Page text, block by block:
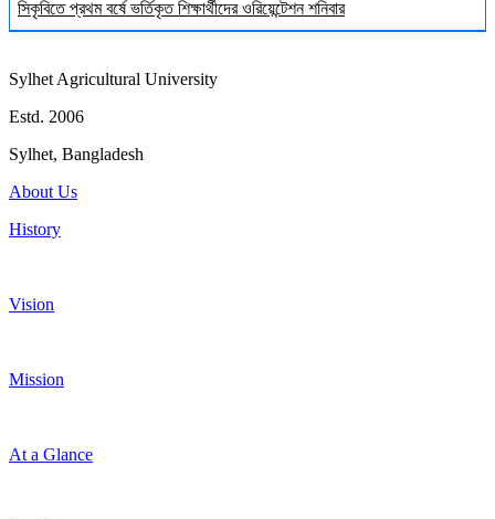
সিকৃবিতে প্রথম বর্ষে ভর্তিকৃত শিক্ষার্থীদের ওরিয়েন্টেশন শনিবার
Sylhet Agricultural University
Estd. 2006
Sylhet, Bangladesh
About Us
History
Vision
Mission
At a Glance